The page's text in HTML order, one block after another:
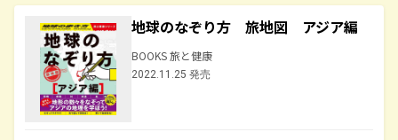
地球のなぞり方 旅地図 アジア編
BOOKS 旅と健康
2022.11.25 発売